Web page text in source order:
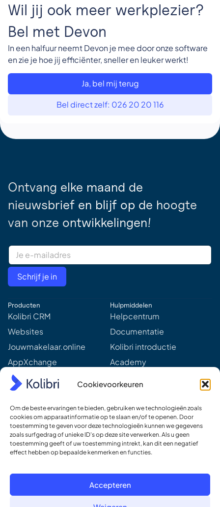
Cookievoorkeuren
Om de beste ervaringen te bieden, gebruiken we technologieën zoals
cookies om apparaatinformatie op te slaan en/of te openen. Door
toestemming te geven voor deze technologieën kunnen we gegevens
zoals surfgedrag of unieke ID's op deze site verwerken. Als u geen
toestemming geeft of uw toestemming intrekt, kan dit een negatief
effect hebben op bepaalde kenmerken en functies.
Accepteren
Wil jij ook meer werkplezier?
Bel met Devon
In een halfuur neemt Devon je mee door onze software
en zie je hoe jij efficiënter, sneller en leuker werkt!
Ja, bel mij terug
Bel direct zelf: 026 20 20 116
Ontvang elke maand de
nieuwsbrief en blijf op de hoogte
van onze ontwikkelingen!
E
a
l
d
r
s
*
Schrijf je in
Producten
Kolibri CRM
Websites
Jouwmakelaar.online
AppXchange
Mediapartners
Prijzen
Hulpmiddelen
Helpcentrum
Documentatie
Kolibri introductie
Academy
Aankomende webinars &
events
Meer van Kolibri
Kolibri voor developers
Ons DNA
Ons team
Contact